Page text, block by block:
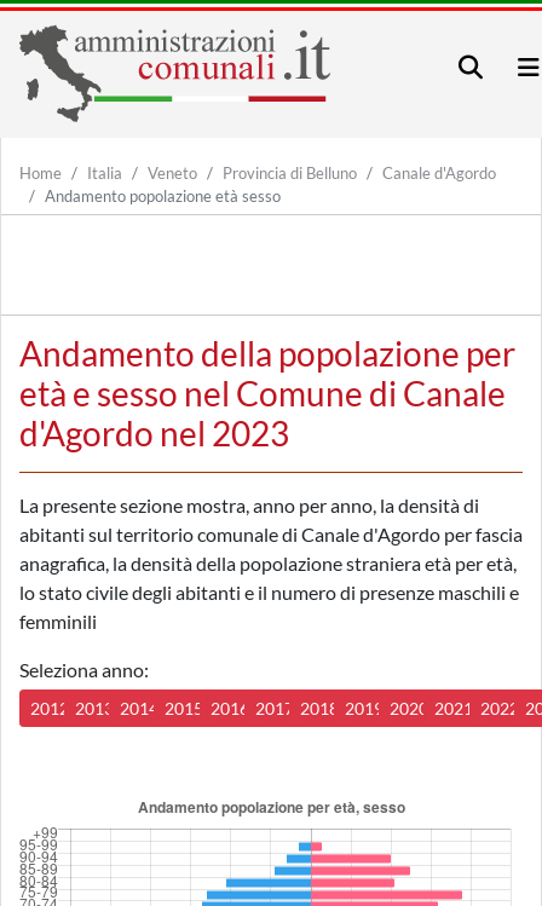
Home Italia Veneto Provincia di Belluno
Canale d'Agordo
Andamento popolazione età sesso
Andamento della popolazione per
età e sesso nel Comune di Canale
d'Agordo nel 2023
La presente sezione mostra, anno per anno, la densità di
abitanti sul territorio comunale di Canale d'Agordo per fascia
anagrafica, la densità della popolazione straniera età per età,
lo stato civile degli abitanti e il numero di presenze maschili e
femminili
Seleziona anno:
2012 2013 2014 2015 2016 2017 2018 2019 2020 2021 2022